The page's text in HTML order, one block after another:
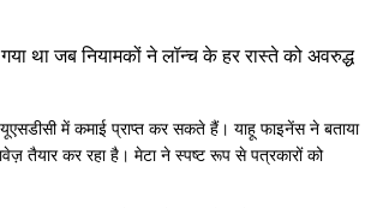
था जब नियामकों ने लॉन्च के हर रास्ते को अवरुद्ध
में कमाई प्राप्त कर सकते हैं। याहू फाइनेंस ने बताया
तैयार कर रहा है। मेटा ने स्पष्ट रूप से पत्रकारों को